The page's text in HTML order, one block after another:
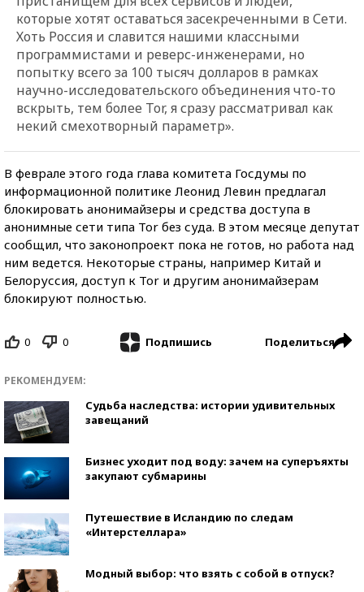
которые хотят оставаться засекреченными в Сети.
Хоть Россия и славится нашими классными
программистами и реверс-инженерами, но
попытку всего за 100 тысяч долларов в рамках
научно-исследовательского объединения что-то
вскрыть, тем более Tor, я сразу рассматривал как
некий смехотворный параметр».
В феврале этого года глава комитета Госдумы по
информационной политике Леонид Левин предлагал
блокировать анонимайзеры и средства доступа в
анонимные сети типа Tor без суда. В этом месяце депутат
сообщил, что законопроект пока не готов, но работа над
ним ведется. Некоторые страны, например Китай и
Белоруссия, доступ к Tor и другим анонимайзерам
блокируют полностью.
0 0 Подпишись Поделиться
РЕКОМЕНДУЕМ:
Судьба наследства: истории удивительных
завещаний
Бизнес уходит под воду: зачем на суперъяхты
закупают субмарины
Путешествие в Исландию по следам
«Интерстеллара»
Модный выбор: что взять с собой в отпуск?